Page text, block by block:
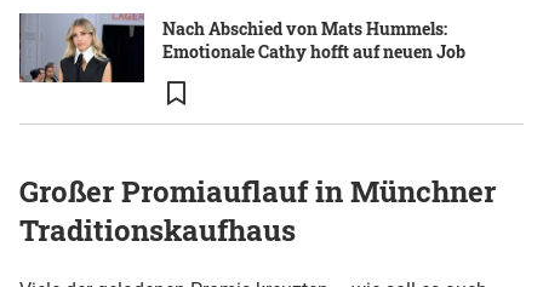
Nach Abschied von Mats Hummels:
Emotionale Cathy hofft auf neuen Job
Großer Promiauflauf in Münchner
Traditionskaufhaus